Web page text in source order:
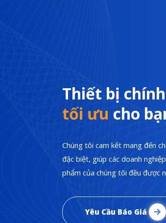
Thiết bị
tối ưu cho
Chúng tôi cam kết mang đến
đặc biệt, giúp các doanh
phẩm của chúng tôi đều được
Yêu Cầu Báo Giá